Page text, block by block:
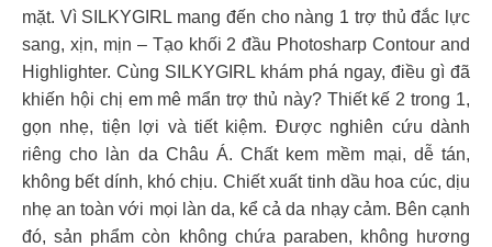
mặt. Vì SILKYGIRL mang đến cho nàng 1 trợ thủ đắc lực
sang, xịn, mịn – Tạo khối 2 đầu Photosharp Contour and
Highlighter. Cùng SILKYGIRL khám phá ngay, điều gì đã
khiến hội chị em mê mẩn trợ thủ này? Thiết kế 2 trong 1,
gọn nhẹ, tiện lợi và tiết kiệm. Được nghiên cứu dành
riêng cho làn da Châu Á. Chất kem mềm mại, dễ tán,
không bết dính, khó chịu. Chiết xuất tinh dầu hoa cúc, dịu
nhẹ an toàn với mọi làn da, kể cả da nhạy cảm. Bên cạnh
đó, sản phẩm còn không chứa paraben, không hương